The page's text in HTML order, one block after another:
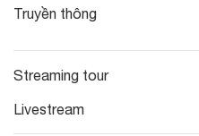
Truyền thông
Streaming tour
Livestream